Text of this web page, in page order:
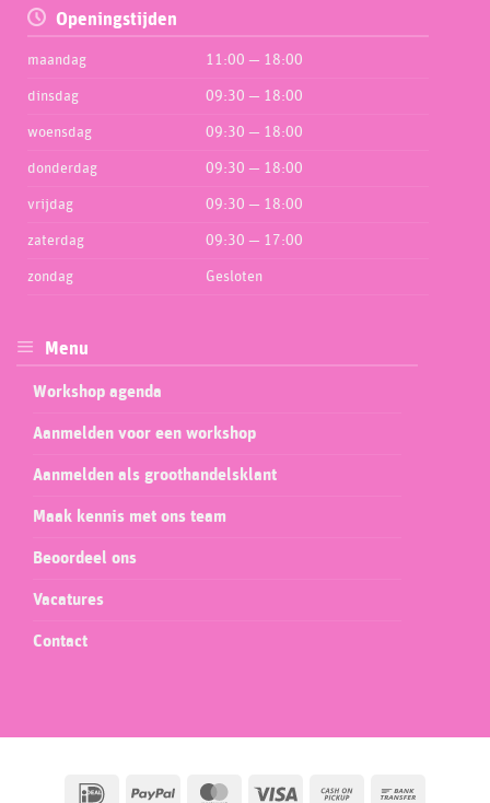
Openingstijden
maandag 11:00 — 18:00
dinsdag 09:30 — 18:00
woensdag 09:30 — 18:00
donderdag 09:30 — 18:00
vrijdag 09:30 — 18:00
zaterdag 09:30 — 17:00
zondag Gesloten
Menu
Workshop agenda
Aanmelden voor een workshop
Aanmelden als groothandelsklant
Maak kennis met ons team
Beoordeel ons
Vacatures
Contact
IDeal PayPal MasterCardVisa Cash